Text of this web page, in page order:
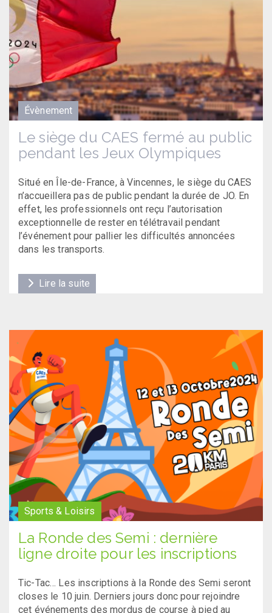
Évènement
Le siège du CAES fermé au public
pendant les Jeux Olympiques
Situé en Île-de-France, à Vincennes, le siège du CAES
n’accueillera pas de public pendant la durée de JO. En
effet, les professionnels ont reçu l’autorisation
exceptionnelle de rester en télétravail pendant
l’événement pour pallier les difficultés annoncées
dans les transports.
Lire la suite
Sports & Loisirs
La Ronde des Semi : dernière
ligne droite pour les inscriptions
Tic-Tac… Les inscriptions à la Ronde des Semi seront
closes le 10 juin. Derniers jours donc pour rejoindre
cet événements des mordus de course à pied au